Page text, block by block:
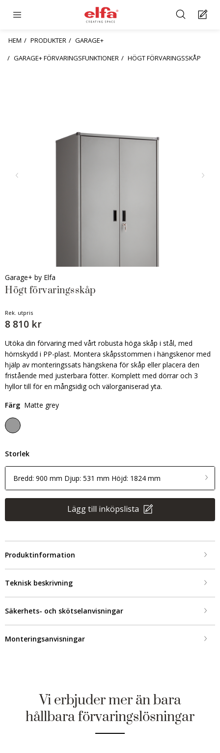
HEM PRODUKTER
GARAGE+
GARAGE+ FÖRVARINGSFUNKTIONER
HÖGT FÖRVARINGSSKÅP
Garage+ by Elfa
Högt förvaringsskåp
Rek. utpris
8 810 kr
Utöka din förvaring med vårt robusta höga skåp i stål, med
hörnskydd i PP-plast. Montera skåpsstommen i hängskenor med
hjälp av monteringssats hängskena för skåp eller placera den
fristående med justerbara fötter. Komplett med dörrar och 3
hyllor till för en mångsidig och välorganiserad yta.
Färg Matte grey
Storlek
Bredd: 900 mm Djup: 531 mm Höjd: 1824 mm
Lägg till inköpslista
Produktinformation
Teknisk beskrivning
Säkerhets- och skötselanvisningar
Monteringsanvisningar
Vi erbjuder mer än bara
hållbara förvaringslösningar